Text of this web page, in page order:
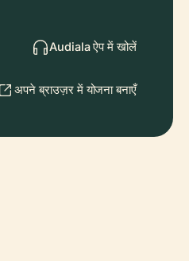
Audiala ऐप में खोलें
अपने ब्राउज़र में योजना बनाएँ